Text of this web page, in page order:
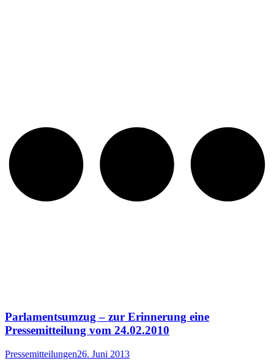
Parlamentsumzug – zur Erinnerung eine
Pressemitteilung vom 24.02.2010
Pressemitteilungen26. Juni 2013